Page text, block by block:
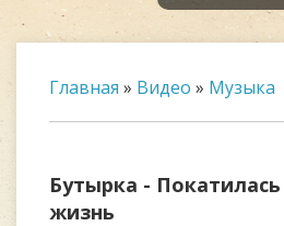
Главная » Видео » Музыка
Бутырка - Покатилась
жизнь